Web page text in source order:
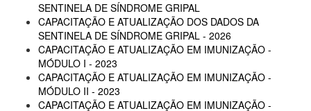
SENTINELA DE SÍNDROME GRIPAL
CAPACITAÇÃO E ATUALIZAÇÃO DOS DADOS DA
SENTINELA DE SÍNDROME GRIPAL - 2026
CAPACITAÇÃO E ATUALIZAÇÃO EM IMUNIZAÇÃO -
MÓDULO I - 2023
CAPACITAÇÃO E ATUALIZAÇÃO EM IMUNIZAÇÃO -
MÓDULO II - 2023
CAPACITAÇÃO E ATUALIZAÇÃO EM IMUNIZAÇÃO -